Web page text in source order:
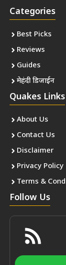
Categories
Best Picks
Reviews
Guides
मेहंदी डिजाईन
Quakes Links
About Us
Contact Us
Disclaimer
Privacy Policy
Terms &
Follow Us